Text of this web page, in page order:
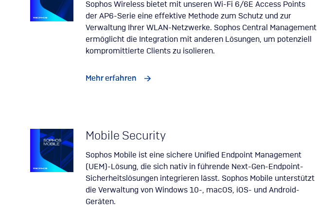
Sophos Wireless bietet mit unseren Wi-Fi 6/6E Access Points
der AP6-Serie eine effektive Methode zum Schutz und zur
Verwaltung Ihrer WLAN-Netzwerke. Sophos Central Management
ermöglicht die Integration mit anderen Lösungen, um potenziell
kompromittierte Clients zu isolieren.
Mehr erfahren
Mobile Security
Sophos Mobile ist eine sichere Unified Endpoint Management
(UEM)-Lösung, die sich nativ in führende Next-Gen-Endpoint-
Sicherheitslösungen integrieren lässt. Sophos Mobile unterstützt
die Verwaltung von Windows 10-, macOS, iOS- und Android-
Geräten.